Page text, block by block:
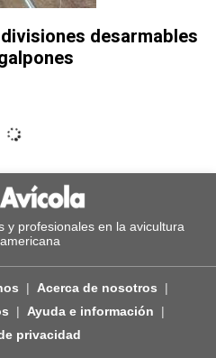
desarmables
y profesionales en la avicultura
Acerca de nosotros
Ayuda e información
privacidad